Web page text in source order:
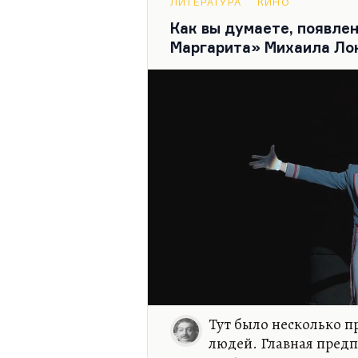
Мало кому сегодня что-
соцреалиста Евгения
соцреалистический роман
«Семья Рубанюк», роман о
обстоятельства, что он
малотиражный, довольно
Как вы думаете,
Маргарита» Михаила
Тут было несколько
людей. Главная